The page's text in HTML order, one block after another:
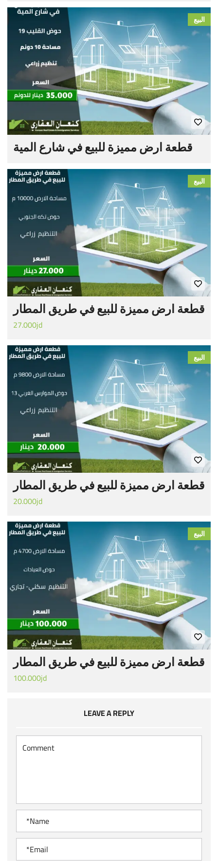
البيع
قطعة ارض مميزة للبيع في شارع المية
البيع
قطعة ارض مميزة للبيع في طريق المطار
27.000jd
البيع
قطعة ارض مميزة للبيع في طريق المطار
20.000jd
البيع
قطعة ارض مميزة للبيع في طريق المطار
100.000jd
LEAVE A REPLY